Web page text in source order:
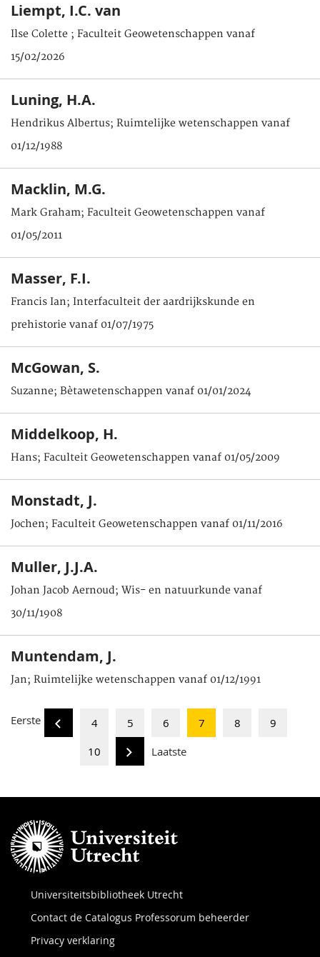
Liempt, I.C. van
Ilse Colette ; Faculteit Geowetenschappen vanaf
15/02/2026
Luning, H.A.
Hendrikus Albertus; Ruimtelijke wetenschappen vanaf
01/12/1988
Macklin, M.G.
Mark Graham; Faculteit Geowetenschappen vanaf
01/05/2011
Masser, F.I.
Francis Ian; Interfaculteit der aardrijkskunde en
prehistorie vanaf 01/07/1975
McGowan, S.
Suzanne; Bètawetenschappen vanaf 01/01/2024
Middelkoop, H.
Hans; Faculteit Geowetenschappen vanaf 01/05/2009
Monstadt, J.
Jochen; Faculteit Geowetenschappen vanaf 01/11/2016
Muller, J.J.A.
Johan Jacob Aernoud; Wis- en natuurkunde vanaf
30/11/1908
Muntendam, J.
Jan; Ruimtelijke wetenschappen vanaf 01/12/1991
Eerste 4 5 6 7 8
9
10
Laatste
Universiteitsbibliotheek Utrecht
Contact de Catalogus Professorum beheerder
Privacy verklaring